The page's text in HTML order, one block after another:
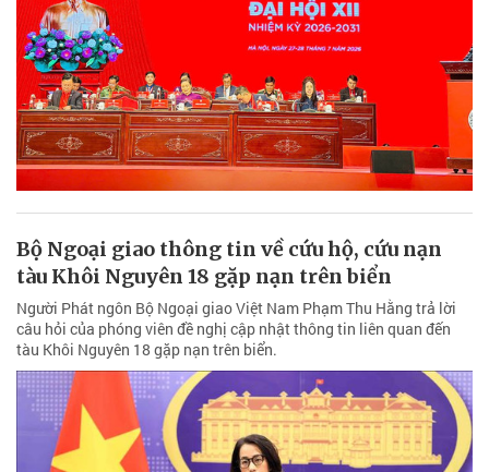
Bộ Ngoại giao thông tin về cứu hộ, cứu nạn
tàu Khôi Nguyên 18 gặp nạn trên biển
Người Phát ngôn Bộ Ngoại giao Việt Nam Phạm Thu Hằng trả lời
câu hỏi của phóng viên đề nghị cập nhật thông tin liên quan đến
tàu Khôi Nguyên 18 gặp nạn trên biển.